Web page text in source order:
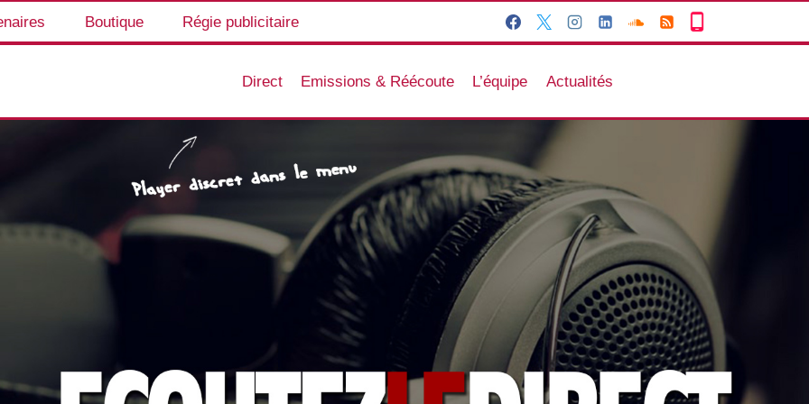
Boutique Régie publicitaire
Direct Emissions & Réécoute L’équipe Actualités